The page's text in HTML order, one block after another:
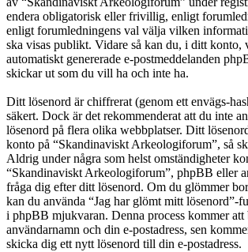
endera obligatorisk eller frivillig, enligt
enligt forumledningens val välja vilken
ska visas publikt. Vidare så kan du, i ditt konto,
automatiskt genererade e-postmeddelanden
skickar ut som du vill ha och inte ha.
Ditt lösenord är chiffrerat (genom ett envägs-
säkert. Dock är det rekommenderat att du inte
lösenord på flera olika webbplatser. Ditt
konto på “Skandinaviskt Arkeologiforum”, så
Aldrig under några som helst omständigheter
“Skandinaviskt Arkeologiforum”, phpBB eller
fråga dig efter ditt lösenord. Om du glömmer
kan du använda “Jag har glömt mitt lösenord”-
i phpBB mjukvaran. Denna process kommer
användarnamn och din e-postadress, sen
skicka dig ett nytt lösenord till din e-postadress.